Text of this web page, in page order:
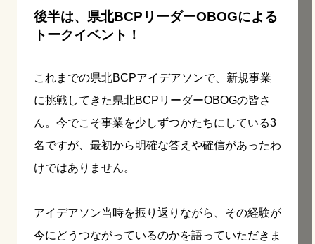
後半は、県北BCPリーダーOBOGによる
トークイベント！
これまでの県北BCPアイデアソンで、新規事業
に挑戦してきた県北BCPリーダーOBOGの皆さ
ん。今でこそ事業を少しずつかたちにしている3
名ですが、最初から明確な答えや確信があったわ
けではありません。
アイデアソン当時を振り返りながら、その経験が
今にどうつながっているのかを語っていただきま